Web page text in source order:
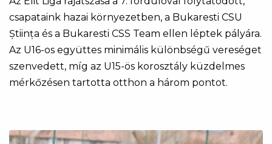
csapataink hazai környezetben, a Bukaresti CSU
Știința és a Bukaresti CSS Team ellen léptek pályára.
Az U16-os együttes minimális különbségű vereséget
szenvedett, míg az U15-ös korosztály küzdelmes
mérkőzésen tartotta otthon a három pontot.